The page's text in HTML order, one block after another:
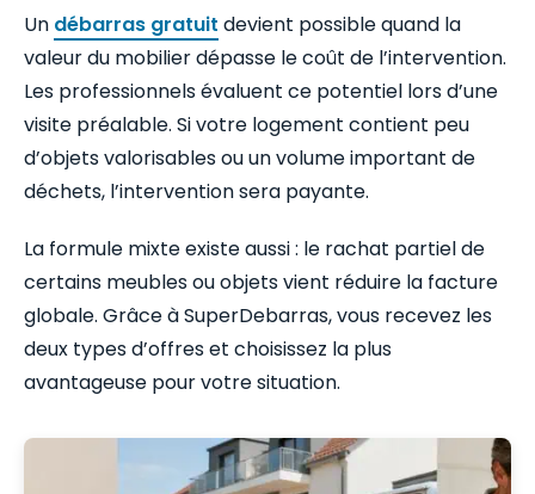
Un débarras gratuit devient possible quand la
valeur du mobilier dépasse le coût de l’intervention.
Les professionnels évaluent ce potentiel lors d’une
visite préalable. Si votre logement contient peu
d’objets valorisables ou un volume important de
déchets, l’intervention sera payante.
La formule mixte existe aussi : le rachat partiel de
certains meubles ou objets vient réduire la facture
globale. Grâce à SuperDebarras, vous recevez les
deux types d’offres et choisissez la plus
avantageuse pour votre situation.